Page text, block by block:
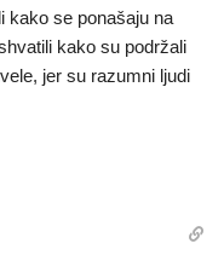
kako se ponašaju na
kako su podržali
jer su razumni ljudi